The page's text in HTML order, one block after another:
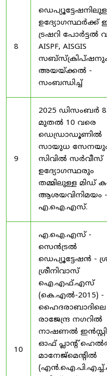
8
ഉദ്യോഗസ്ഥർക്ക്
ട്രഷറി പോർട്ടൽ
AISPF, AISGIS
അയയ്ക്കൽ -
സംബന്ധിച്ച്
9
2025 ഡിസംബർ 8
മുതൽ 10 വരെ
ഡെഡ്രാഡൂണിൽ
സായുധ
സിവിൽ സർവീസ്
ഉദ്യോഗസ്ഥരും
തമ്മിലുള്ള മിഡ്
ആശയവിനിമയം -
എ.ഐ.എസ്.
10
എ.ഐ.എസ് -
സെൻട്രൽ
ഡെപ്യൂട്ടേഷൻ -
ശ്രീനിവാസ്
ഐ.എഫ്.എസ്
(കെ.എൽ-2015) -
ഹൈദരാബാദിലെ
രാജേന്ദ്ര നഗറിൽ
നാഷണൽ
ഓഫ് പ്ലാന്റ്
മാനേജ്‌മെന്റിൽ